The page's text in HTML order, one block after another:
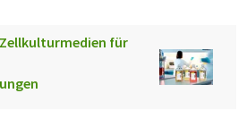
für